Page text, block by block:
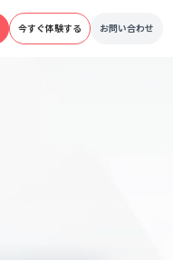
無料資料ダウンロード 今すぐ